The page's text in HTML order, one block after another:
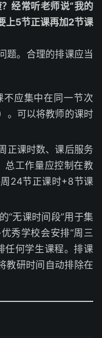
经常听老师说“我的
上5节正课再加2节课
题。合理的排课应当
不应集中在同一节次
。可以将教师的课时
正课时数、课后服务
总工作量应控制在教
24节正课时+8节课
“无课时间段”用于集
秀学校会安排“周三
任何学生课程。排课
教研时间自动排除在